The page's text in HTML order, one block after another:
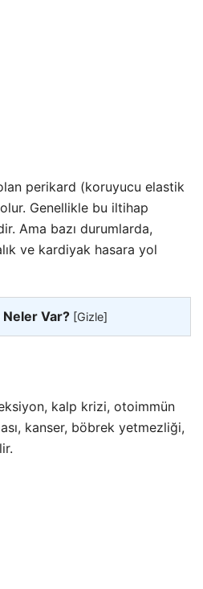
perikard (koruyucu elastik
Genellikle bu iltihap
Ama bazı durumlarda,
ve kardiyak hasara yol
Var? [Gizle]
kalp krizi, otoimmün
kanser, böbrek yetmezliği,